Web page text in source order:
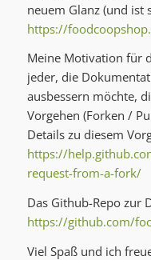
neuem Glanz (und ist
https://
Meine Motivation für
jeder, die
ausbessern möchte,
Vorgehen (Forken /
Details zu diesem
https://
request-from-a-fork/
Das Github-Repo zur
https://github.com/
Viel Spaß und ich